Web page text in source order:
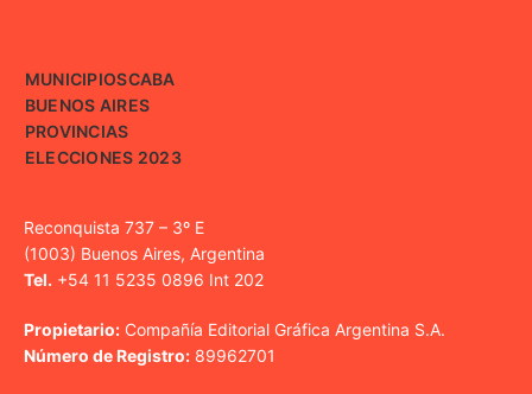
MUNICIPIOSCABA
BUENOS AIRES
PROVINCIAS
ELECCIONES 2023
Reconquista 737 – 3º E
(1003) Buenos Aires, Argentina
Tel. +54 11 5235 0896 Int 202
Propietario: Compañía Editorial Gráfica Argentina S.A.
Número de Registro: 89962701